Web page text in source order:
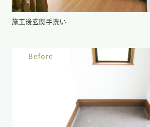
施工後玄関手洗い
Before